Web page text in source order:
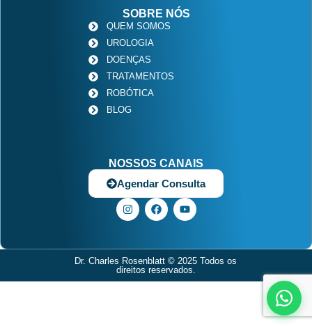
SOBRE NÓS
QUEM SOMOS
UROLOGIA
DOENÇAS
TRATAMENTOS
ROBÓTICA
BLOG
NOSSOS CANAIS
Agendar Consulta
Dr. Charles Rosenblatt © 2025 Todos os
direitos reservados.